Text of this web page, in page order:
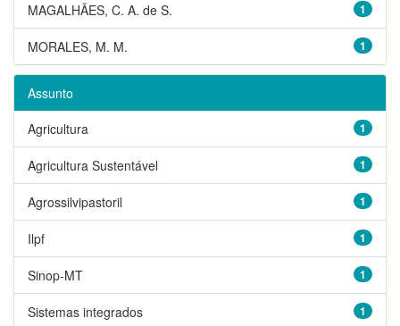
1
MAGALHÃES, C. A. de S.
1
MORALES, M. M.
Assunto
1
Agricultura
1
Agricultura Sustentável
1
Agrossilvipastoril
1
Ilpf
1
Sinop-MT
1
Sistemas integrados